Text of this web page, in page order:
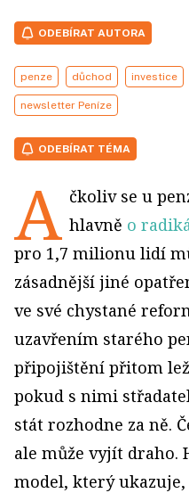
ODEBÍRAT AUTORA
penze důchod investice
newsletter Peníze
ODEBÍRAT TÉMA
A čkoliv se u
hlavně o
pro 1,7 milionu lidí
zásadnější jiné
ve své chystané
uzavřením starého
připojištění přitom
pokud s nimi
stát rozhodne za ně.
ale může vyjít draho.
model, který